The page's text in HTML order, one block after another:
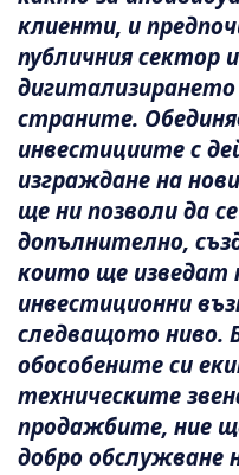
клиенти, и
публичния сектор
страните.
инвестициите с
изграждане на
ще ни позволи да
допълнително,
които ще
инвестиционни
следващото ниво.
обособените си
техническите
продажбите, ние
добро обслужване